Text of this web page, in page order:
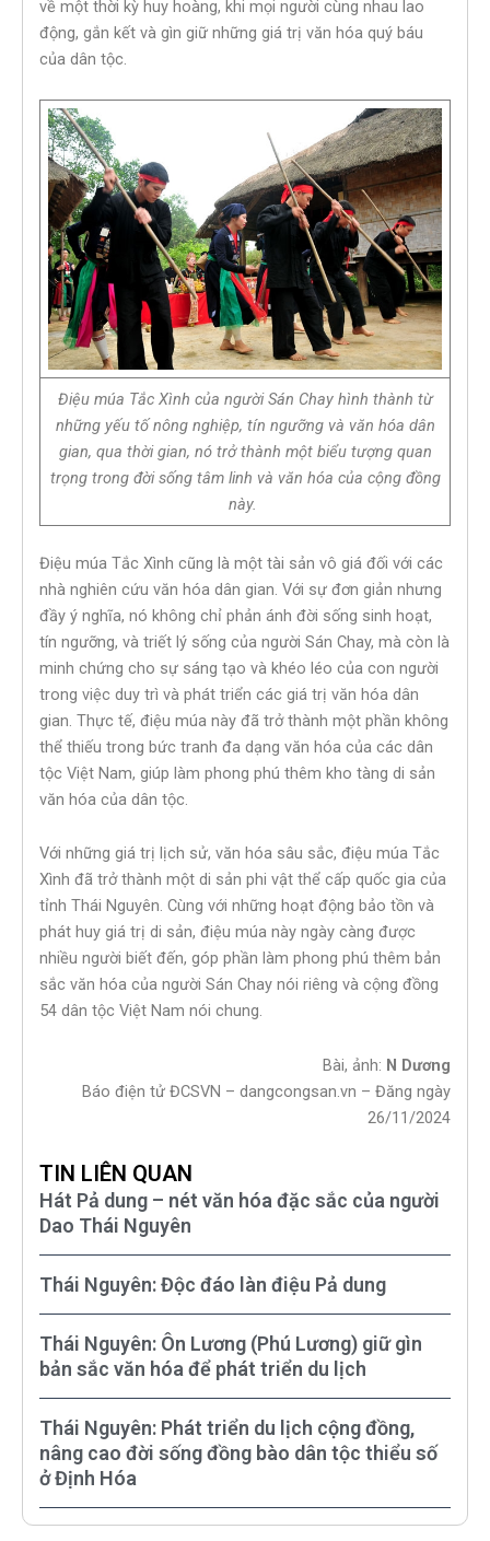
về một thời kỳ huy hoàng, khi mọi người cùng nhau lao
động, gắn kết và gìn giữ những giá trị văn hóa quý báu
của dân tộc.
Điệu múa Tắc Xình của người Sán Chay hình thành từ
những yếu tố nông nghiệp, tín ngưỡng và văn hóa dân
gian, qua thời gian, nó trở thành một biểu tượng quan
trọng trong đời sống tâm linh và văn hóa của cộng đồng
này.
Điệu múa Tắc Xình cũng là một tài sản vô giá đối với các
nhà nghiên cứu văn hóa dân gian. Với sự đơn giản nhưng
đầy ý nghĩa, nó không chỉ phản ánh đời sống sinh hoạt,
tín ngưỡng, và triết lý sống của người Sán Chay, mà còn là
minh chứng cho sự sáng tạo và khéo léo của con người
trong việc duy trì và phát triển các giá trị văn hóa dân
gian. Thực tế, điệu múa này đã trở thành một phần không
thể thiếu trong bức tranh đa dạng văn hóa của các dân
tộc Việt Nam, giúp làm phong phú thêm kho tàng di sản
văn hóa của dân tộc.
Với những giá trị lịch sử, văn hóa sâu sắc, điệu múa Tắc
Xình đã trở thành một di sản phi vật thể cấp quốc gia của
tỉnh Thái Nguyên. Cùng với những hoạt động bảo tồn và
phát huy giá trị di sản, điệu múa này ngày càng được
nhiều người biết đến, góp phần làm phong phú thêm bản
sắc văn hóa của người Sán Chay nói riêng và cộng đồng
54 dân tộc Việt Nam nói chung.
Bài, ảnh: N Dương
Báo điện tử ĐCSVN – dangcongsan.vn – Đăng ngày
26/11/2024
TIN LIÊN QUAN
Hát Pả dung – nét văn hóa đặc sắc của người
Dao Thái Nguyên
Thái Nguyên: Độc đáo làn điệu Pả dung
Thái Nguyên: Ôn Lương (Phú Lương) giữ gìn
bản sắc văn hóa để phát triển du lịch
Thái Nguyên: Phát triển du lịch cộng đồng,
nâng cao đời sống đồng bào dân tộc thiểu số
ở Định Hóa